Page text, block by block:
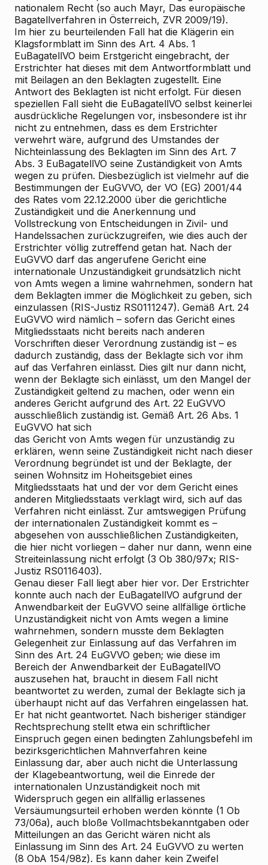
nationalem Recht (so auch Mayr, Das europäische
Bagatellverfahren in Österreich, ZVR 2009/19).
Im hier zu beurteilenden Fall hat die Klägerin ein
Klagsformblatt im Sinn des Art. 4 Abs. 1
EuBagatellVO beim Erstgericht eingebracht, der
Erstrichter hat dieses mit dem Antwortformblatt und
mit Beilagen an den Beklagten zugestellt. Eine
Antwort des Beklagten ist nicht erfolgt. Für diesen
speziellen Fall sieht die EuBagatellVO selbst keinerlei
ausdrückliche Regelungen vor, insbesondere ist ihr
nicht zu entnehmen, dass es dem Erstrichter
verwehrt wäre, aufgrund des Umstandes der
Nichteinlassung des Beklagten im Sinn des Art. 7
Abs. 3 EuBagatellVO seine Zuständigkeit von Amts
wegen zu prüfen. Diesbezüglich ist vielmehr auf die
Bestimmungen der EuGVVO, der VO (EG) 2001/44
des Rates vom 22.12.2000 über die gerichtliche
Zuständigkeit und die Anerkennung und
Vollstreckung von Entscheidungen in Zivil- und
Handelssachen zurückzugreifen, wie dies auch der
Erstrichter völlig zutreffend getan hat. Nach der
EuGVVO darf das angerufene Gericht eine
internationale Unzuständigkeit grundsätzlich nicht
von Amts wegen a limine wahrnehmen, sondern hat
dem Beklagten immer die Möglichkeit zu geben, sich
einzulassen (RIS-Justiz RS0111247). Gemäß Art. 24
EuGVVO wird nämlich – sofern das Gericht eines
Mitgliedsstaats nicht bereits nach anderen
Vorschriften dieser Verordnung zuständig ist – es
dadurch zuständig, dass der Beklagte sich vor ihm
auf das Verfahren einlässt. Dies gilt nur dann nicht,
wenn der Beklagte sich einlässt, um den Mangel der
Zuständigkeit geltend zu machen, oder wenn ein
anderes Gericht aufgrund des Art. 22 EuGVVO
ausschließlich zuständig ist. Gemäß Art. 26 Abs. 1
EuGVVO hat sich
das Gericht von Amts wegen für unzuständig zu
erklären, wenn seine Zuständigkeit nicht nach dieser
Verordnung begründet ist und der Beklagte, der
seinen Wohnsitz im Hoheitsgebiet eines
Mitgliedsstaats hat und der vor dem Gericht eines
anderen Mitgliedsstaats verklagt wird, sich auf das
Verfahren nicht einlässt. Zur amtswegigen Prüfung
der internationalen Zuständigkeit kommt es –
abgesehen von ausschließlichen Zuständigkeiten,
die hier nicht vorliegen – daher nur dann, wenn eine
Streiteinlassung nicht erfolgt (3 Ob 380/97x; RIS-
Justiz RS0116403).
Genau dieser Fall liegt aber hier vor. Der Erstrichter
konnte auch nach der EuBagatellVO aufgrund der
Anwendbarkeit der EuGVVO seine allfällige örtliche
Unzuständigkeit nicht von Amts wegen a limine
wahrnehmen, sondern musste dem Beklagten
Gelegenheit zur Einlassung auf das Verfahren im
Sinn des Art. 24 EuGVVO geben; wie diese im
Bereich der Anwendbarkeit der EuBagatellVO
auszusehen hat, braucht in diesem Fall nicht
beantwortet zu werden, zumal der Beklagte sich ja
überhaupt nicht auf das Verfahren eingelassen hat.
Er hat nicht geantwortet. Nach bisheriger ständiger
Rechtsprechung stellt etwa ein schriftlicher
Einspruch gegen einen bedingten Zahlungsbefehl im
bezirksgerichtlichen Mahnverfahren keine
Einlassung dar, aber auch nicht die Unterlassung
der Klagebeantwortung, weil die Einrede der
internationalen Unzuständigkeit noch mit
Widerspruch gegen ein allfällig erlassenes
Versäumungsurteil erhoben werden könnte (1 Ob
73/06a), auch bloße Vollmachtsbekanntgaben oder
Mitteilungen an das Gericht wären nicht als
Einlassung im Sinn des Art. 24 EuGVVO zu werten
(8 ObA 154/98z). Es kann daher kein Zweifel